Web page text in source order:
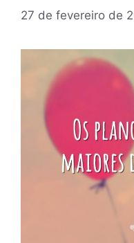
27 de fevereiro de